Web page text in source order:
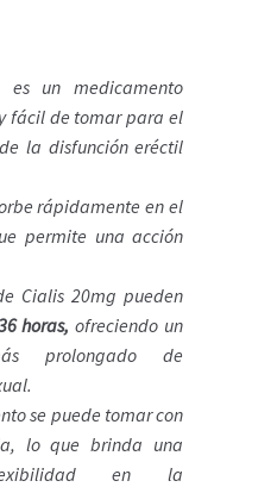
es un medicamento
fácil de tomar para el
la disfunción eréctil
rápidamente en el
permite una acción
Cialis 20mg pueden
horas, ofreciendo un
prolongado de
se puede tomar con
lo que brinda una
en la